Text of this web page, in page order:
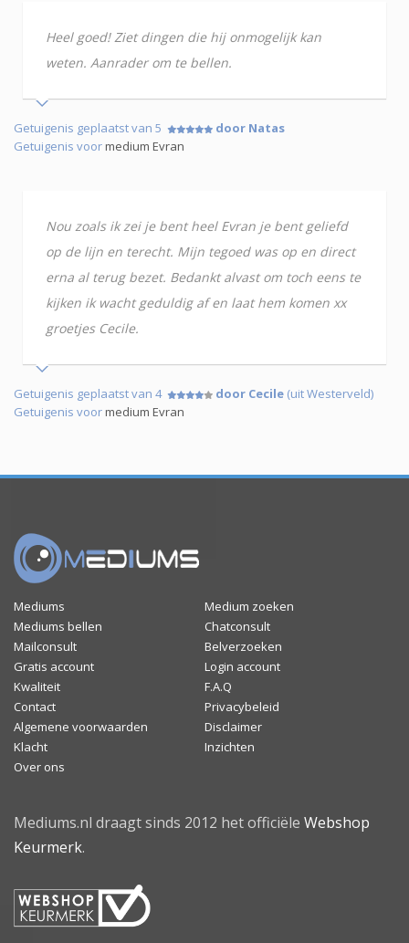
Heel goed! Ziet dingen die hij onmogelijk kan
weten. Aanrader om te bellen.
Getuigenis geplaatst van 5
door Natas
Getuigenis voormedium Evran
Nou zoals ik zei je bent heel Evran je bent geliefd
op de lijn en terecht. Mijn tegoed was op en direct
erna al terug bezet. Bedankt alvast om toch eens te
kijken ik wacht geduldig af en laat hem komen xx
groetjes Cecile.
Getuigenis geplaatst van 4 door Cecile (uit Westerveld)
Getuigenis voormedium Evran
Mediums
Medium zoeken
Mediums bellen
Chatconsult
Mailconsult
Belverzoeken
Gratis account
Login account
Kwaliteit
F.A.Q
Contact
Privacybeleid
Algemene voorwaarden
Disclaimer
Klacht
Inzichten
Over ons
Mediums.nl draagt sinds 2012 het officiële Webshop
Keurmerk.